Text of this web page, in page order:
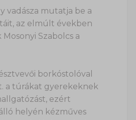
vadásza mutatja be a
az elmúlt években
Szabolcs a
borkóstolóval
a túrákat gyerekeknek
ezért
helyén kézműves